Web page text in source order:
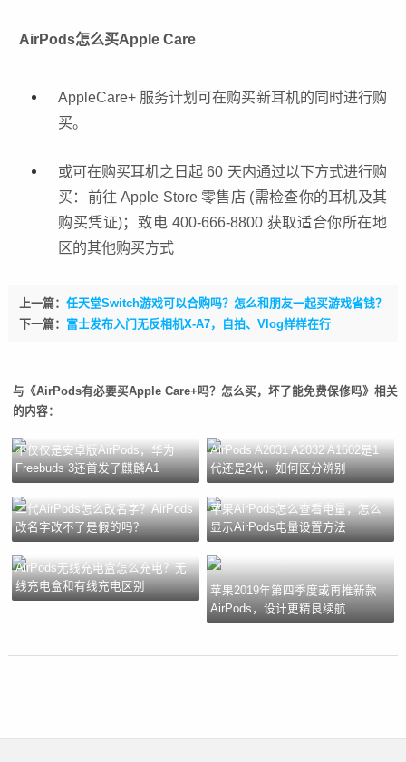
AirPods怎么买Apple Care
AppleCare+ 服务计划可在购买新耳机的同时进行购
买。
或可在购买耳机之日起 60 天内通过以下方式进行购
买：前往 Apple Store 零售店 (需检查你的耳机及其
购买凭证)；致电 400-666-8800 获取适合你所在地
区的其他购买方式
上一篇： 任天堂Switch游戏可以合购吗？怎么和朋友一起买游戏省钱？
下一篇： 富士发布入门无反相机X-A7，自拍、Vlog样样在行
与《AirPods有必要买Apple Care+吗？怎么买，坏了能免费保修吗》相关
的内容：
不仅仅是安卓版AirPods，华为
Freebuds 3还首发了麒麟A1
AirPods A2031 A2032 A1602是1
代还是2代，如何区分辨别
二代AirPods怎么改名字？AirPods
改名字改不了是假的吗？
苹果AirPods怎么查看电量，怎么
显示AirPods电量设置方法
AirPods无线充电盒怎么充电？无
线充电盒和有线充电区别
苹果2019年第四季度或再推新款
AirPods，设计更精良续航